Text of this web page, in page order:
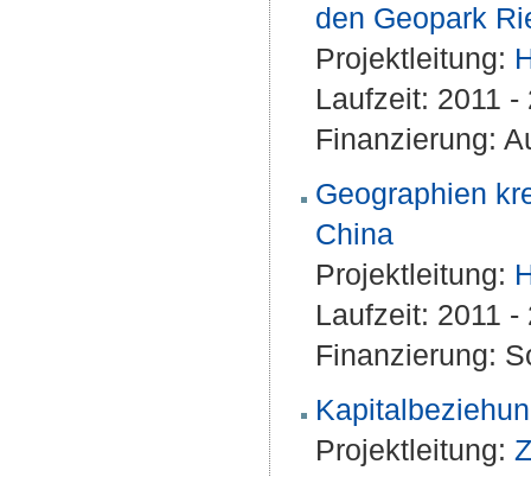
den Geopark
Projektleitung:
Laufzeit: 2011
Finanzierung:
Geographien
China
Projektleitung:
Laufzeit: 2011
Finanzierung:
Projektleitung: